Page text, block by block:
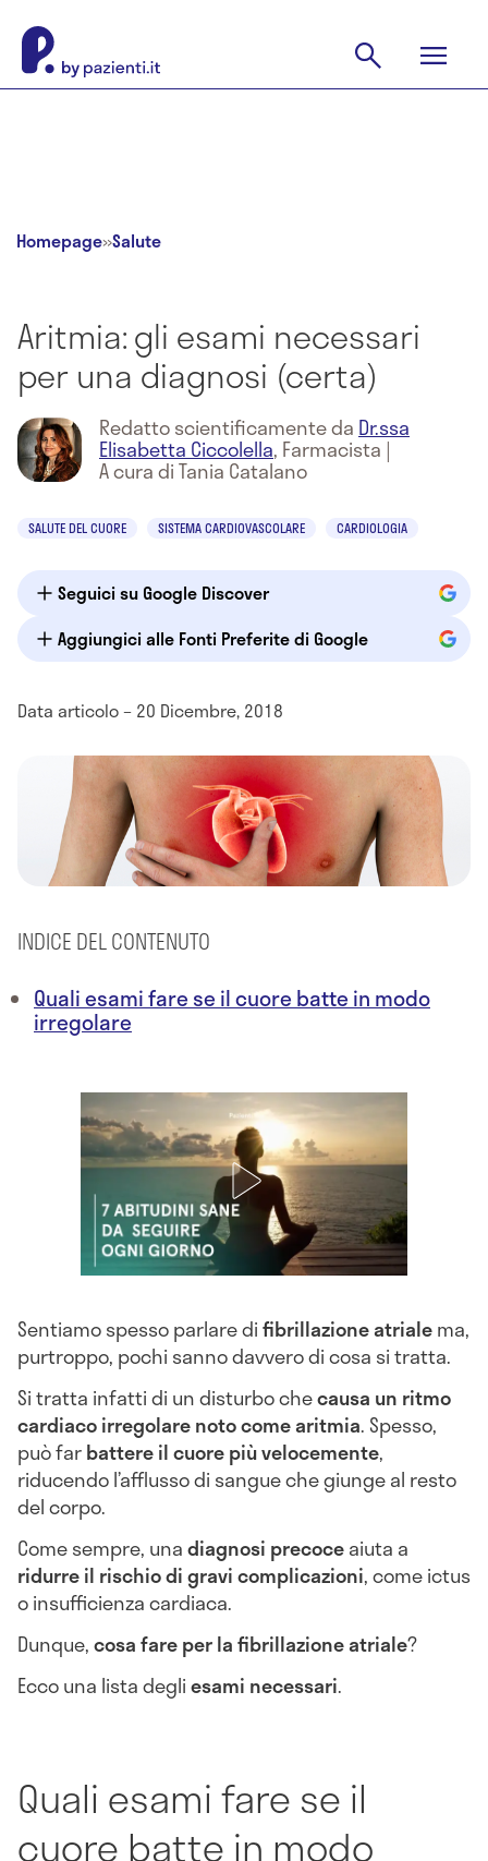
Homepage»Salute
Aritmia: gli esami necessari
per una diagnosi (certa)
Redatto scientificamente da Dr.ssa
Elisabetta Ciccolella, Farmacista |
A cura di Tania Catalano
SALUTE DEL CUORE SISTEMA CARDIOVASCOLARE CARDIOLOGIA
Seguici su Google Discover
Aggiungici alle Fonti Preferite di Google
Data articolo – 20 Dicembre, 2018
INDICE DEL CONTENUTO
Quali esami fare se il cuore batte in modo
irregolare
Sentiamo spesso parlare difibrillazione atrialema,
purtroppo, pochi sanno davvero di cosa si tratta.
Si tratta infatti di un disturbo checausa un ritmo
cardiaco irregolare noto comearitmia. Spesso,
può farbattere il cuore più velocemente,
riducendo l’afflusso di sangue che giunge al resto
del corpo.
Come sempre, unadiagnosi precoceaiuta a
ridurre il rischio di gravi complicazioni, come ictus
o insufficienza cardiaca.
Dunque,cosa fare per la fibrillazione atriale?
Ecco una lista degliesami necessari.
Quali esami fare se il
cuore batte in modo